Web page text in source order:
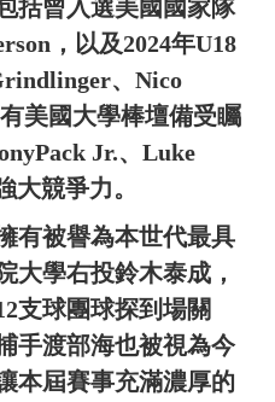
括曾入選美國國家隊
，以及2024年U18
、Nico
美國大學棒壇備受矚
Jr.、Luke
競爭力。
有被譽為本世代最具
大學右投鈴木泰成，
支球團球探到場關
手渡部海也被視為今
本屆賽事充滿濃厚的